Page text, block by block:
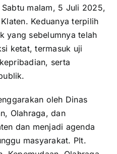
malam, 5 Juli 2025,
Keduanya terpilih
yang sebelumnya telah
ketat, termasuk uji
serta
oleh Dinas
Olahraga, dan
dan menjadi agenda
masyarakat. Plt.